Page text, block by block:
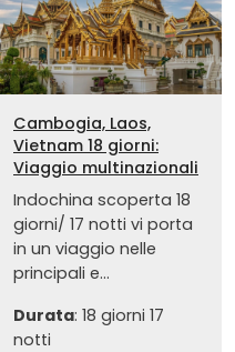
Cambogia, Laos,
Vietnam 18 giorni:
Viaggio multinazionali
Indochina scoperta 18
giorni/ 17 notti vi porta
in un viaggio nelle
principali e...
Durata: 18 giorni 17
notti